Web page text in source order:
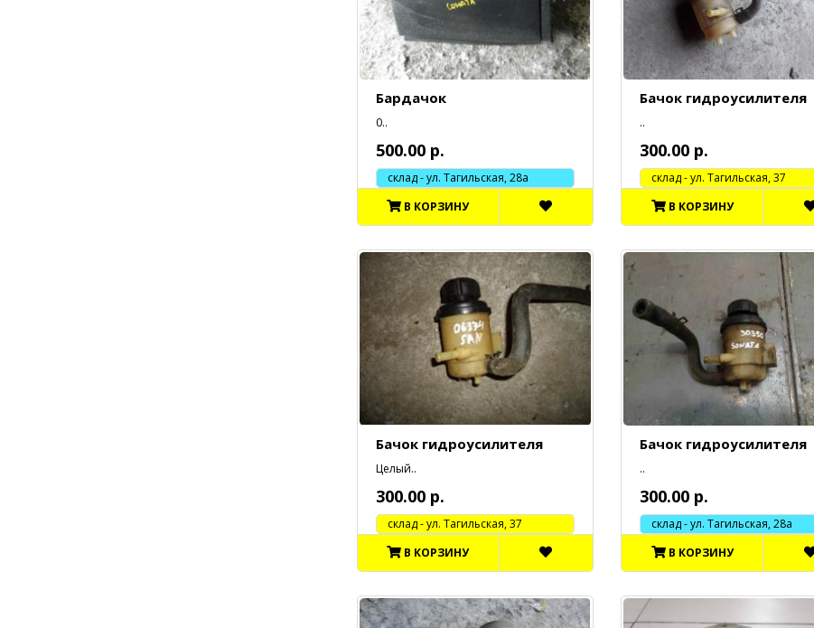
Бардачок
0..
500.00 р.
склад - ул. Тагильская, 28а
В КОРЗИНУ
Бачок гидроусилителя
..
300.00 р.
cклад - ул. Тагильская, 37
В КОРЗИНУ
Бачок гидроусилителя
Целый..
300.00 р.
cклад - ул. Тагильская, 37
В КОРЗИНУ
Бачок гидроусилителя
..
300.00 р.
склад - ул. Тагильская, 28а
В КОРЗИНУ